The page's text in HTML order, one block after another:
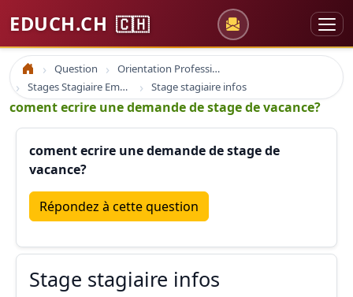
EDUCH.CH 🇨🇭
Accueil Question
Orientation Professionnelle
Stages Stagiaire Emploi
Stage stagiaire infos
coment ecrire une demande de stage de vacance?
coment ecrire une demande de stage de
vacance?
Répondez à cette question
Stage stagiaire infos